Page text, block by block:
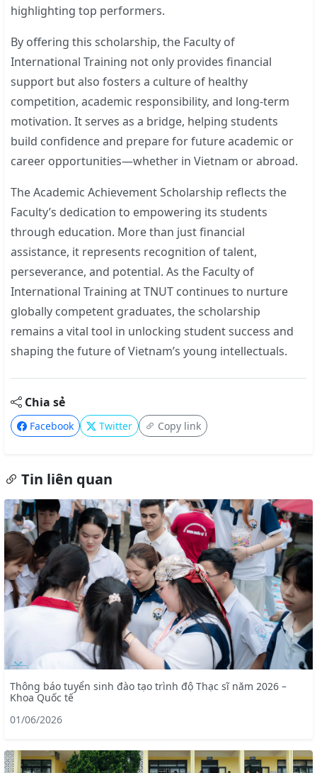
highlighting top performers.
By offering this scholarship, the Faculty of
International Training not only provides financial
support but also fosters a culture of healthy
competition, academic responsibility, and long-term
motivation. It serves as a bridge, helping students
build confidence and prepare for future academic or
career opportunities—whether in Vietnam or abroad.
The Academic Achievement Scholarship reflects the
Faculty’s dedication to empowering its students
through education. More than just financial
assistance, it represents recognition of talent,
perseverance, and potential. As the Faculty of
International Training at TNUT continues to nurture
globally competent graduates, the scholarship
remains a vital tool in unlocking student success and
shaping the future of Vietnam’s young intellectuals.
Chia sẻ
Facebook Twitter Copy link
Tin liên quan
Thông báo tuyển sinh đào tạo trình độ Thạc sĩ năm 2026 –
Khoa Quốc tế
01/06/2026